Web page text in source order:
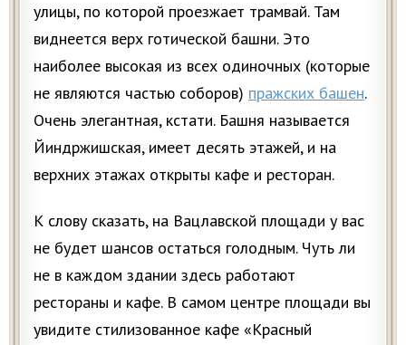
улицы, по которой проезжает трамвай. Там
виднеется верх готической башни. Это
наиболее высокая из всех одиночных (которые
не являются частью соборов) пражских башен.
Очень элегантная, кстати. Башня называется
Йиндржишская, имеет десять этажей, и на
верхних этажах открыты кафе и ресторан.
К слову сказать, на Вацлавской площади у вас
не будет шансов остаться голодным. Чуть ли
не в каждом здании здесь работают
рестораны и кафе. В самом центре площади вы
увидите стилизованное кафе «Красный